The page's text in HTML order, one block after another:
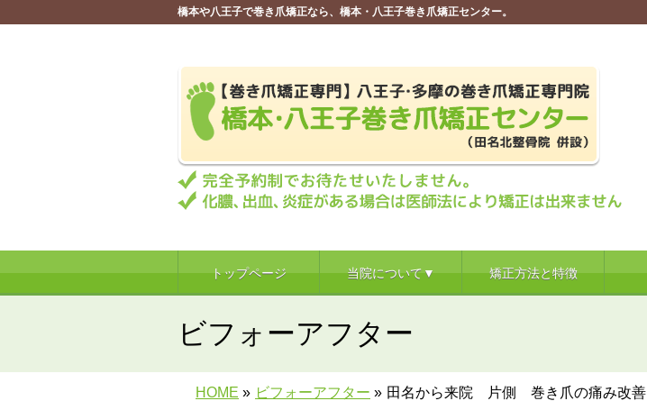
橋本や八王子で巻き爪矯正なら、橋本・八王子巻き爪矯正センター。
トップページ 当院について▼ 矯正方法と特徴
ビフォーアフター
HOME » ビフォーアフター » 田名から来院 片側 巻き爪の痛み改善